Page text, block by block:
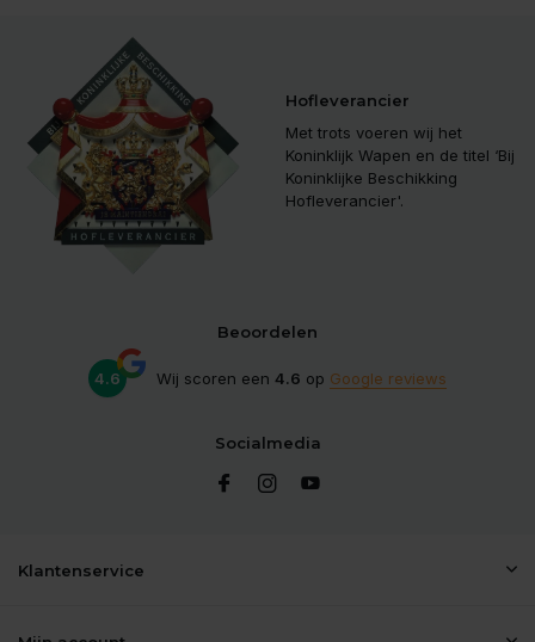
Hofleverancier
Met trots voeren wij het
Koninklijk Wapen en de titel ‘Bij
Koninklijke Beschikking
Hofleverancier'.
Beoordelen
4.6 Wij scoren een 4.6 op Google reviews
Socialmedia
Klantenservice